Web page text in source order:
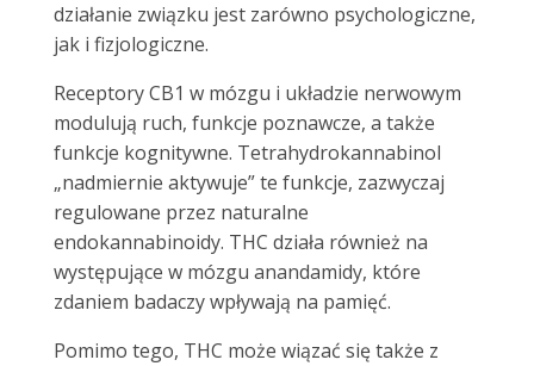
działanie związku jest zarówno psychologiczne,
jak i fizjologiczne.
Receptory CB1 w mózgu i układzie nerwowym
modulują ruch, funkcje poznawcze, a także
funkcje kognitywne. Tetrahydrokannabinol
„nadmiernie aktywuje” te funkcje, zazwyczaj
regulowane przez naturalne
endokannabinoidy. THC działa również na
występujące w mózgu anandamidy, które
zdaniem badaczy wpływają na pamięć.
Pomimo tego, THC może wiązać się także z